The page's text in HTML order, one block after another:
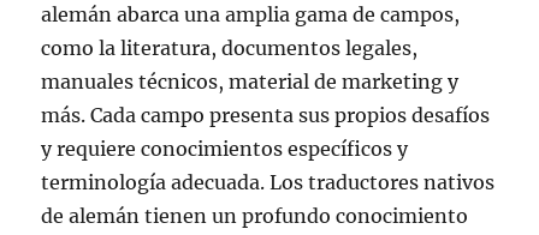
alemán abarca una amplia gama de campos,
como la literatura, documentos legales,
manuales técnicos, material de marketing y
más. Cada campo presenta sus propios desafíos
y requiere conocimientos específicos y
terminología adecuada. Los traductores nativos
de alemán tienen un profundo conocimiento